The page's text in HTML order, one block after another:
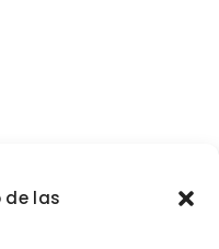
las
más de 60€.
tienda física.